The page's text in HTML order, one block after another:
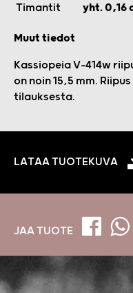
Timantit
yht. 0,16
Muut tiedot
Kassiopeia V-414w
on noin 15,5 mm.
tilauksesta.
LATAA TUOTEKUVA
JAA TUOTE